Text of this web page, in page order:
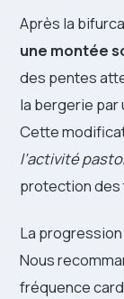
Après la
une montée
des pentes
la bergerie par
Cette
l’activité
protection des
La
Nous
fréquence